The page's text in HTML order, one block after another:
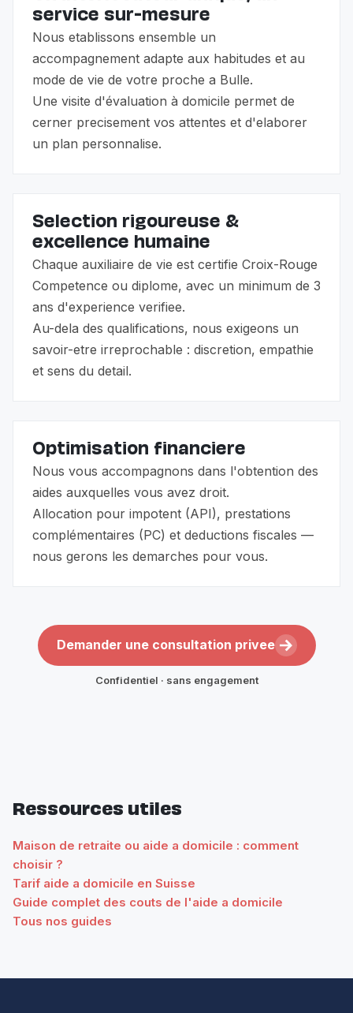
service sur-mesure
Nous etablissons ensemble un
accompagnement adapte aux habitudes et au
mode de vie de votre proche a Bulle.
Une visite d'évaluation à domicile permet de
cerner precisement vos attentes et d'elaborer
un plan personnalise.
Selection rigoureuse &
excellence humaine
Chaque auxiliaire de vie est certifie Croix-Rouge
Competence ou diplome, avec un minimum de 3
ans d'experience verifiee.
Au-dela des qualifications, nous exigeons un
savoir-etre irreprochable : discretion, empathie
et sens du detail.
Optimisation financiere
Nous vous accompagnons dans l'obtention des
aides auxquelles vous avez droit.
Allocation pour impotent (API), prestations
complémentaires (PC) et deductions fiscales —
nous gerons les demarches pour vous.
Demander une consultation privee
Confidentiel · sans engagement
Ressources utiles
Maison de retraite ou aide a domicile : comment
choisir ?
Tarif aide a domicile en Suisse
Guide complet des couts de l'aide a domicile
Tous nos guides